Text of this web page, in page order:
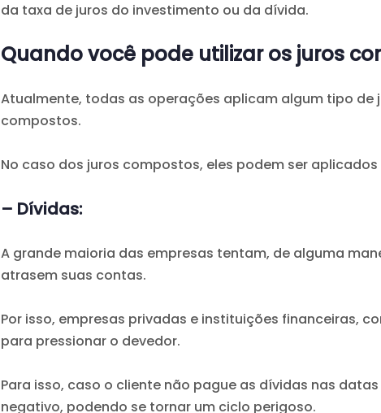
da taxa de juros do investimento ou da dívida.
Quando você pode utilizar os juros
Atualmente, todas as operações aplicam algum tipo de
compostos.
No caso dos juros compostos, eles podem ser
– Dívidas:
A grande maioria das empresas tentam, de alguma
atrasem suas contas.
Por isso, empresas privadas e instituições financeiras,
para pressionar o devedor.
Para isso, caso o cliente não pague as dívidas nas
negativo, podendo se tornar um ciclo perigoso.